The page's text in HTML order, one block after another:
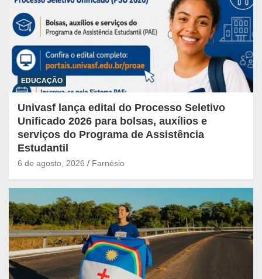
EDUCAÇÃO
Univasf lança edital do Processo Seletivo
Unificado 2026 para bolsas, auxílios e
serviços do Programa de Assistência
Estudantil
6 de agosto, 2026 Farnésio